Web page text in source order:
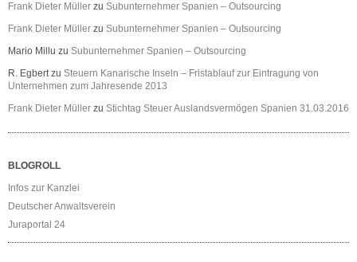
Frank Dieter Müller zu Subunternehmer Spanien – Outsourcing
Frank Dieter Müller zu Subunternehmer Spanien – Outsourcing
Mario Millu zu Subunternehmer Spanien – Outsourcing
R. Egbertzu Steuern Kanarische Inseln – Fristablauf zur Eintragung von
Unternehmen zum Jahresende 2013
Frank Dieter Müller zu Stichtag Steuer Auslandsvermögen Spanien 31.03.2016
BLOGROLL
Infos zur Kanzlei
Deutscher Anwaltsverein
Juraportal 24